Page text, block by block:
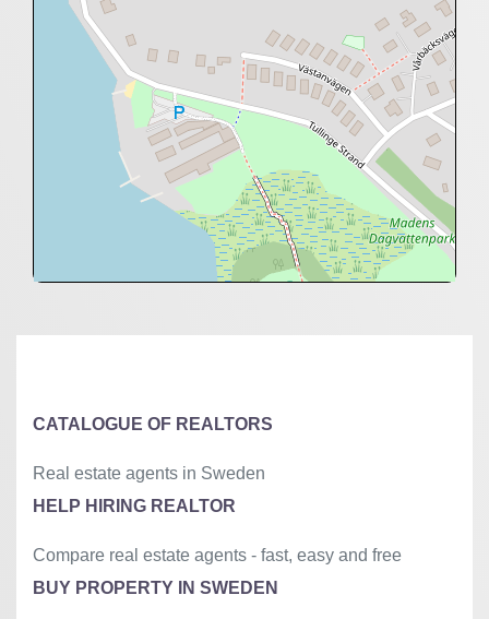
CATALOGUE OF REALTORS
Real estate agents in Sweden
HELP HIRING REALTOR
Compare real estate agents - fast, easy and free
BUY PROPERTY IN SWEDEN